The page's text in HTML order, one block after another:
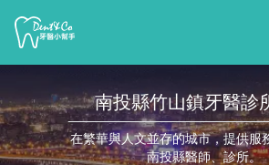
南投縣竹山鎮牙醫診
在繁華與人文並存的城市，提供服
南投縣醫師、診所。